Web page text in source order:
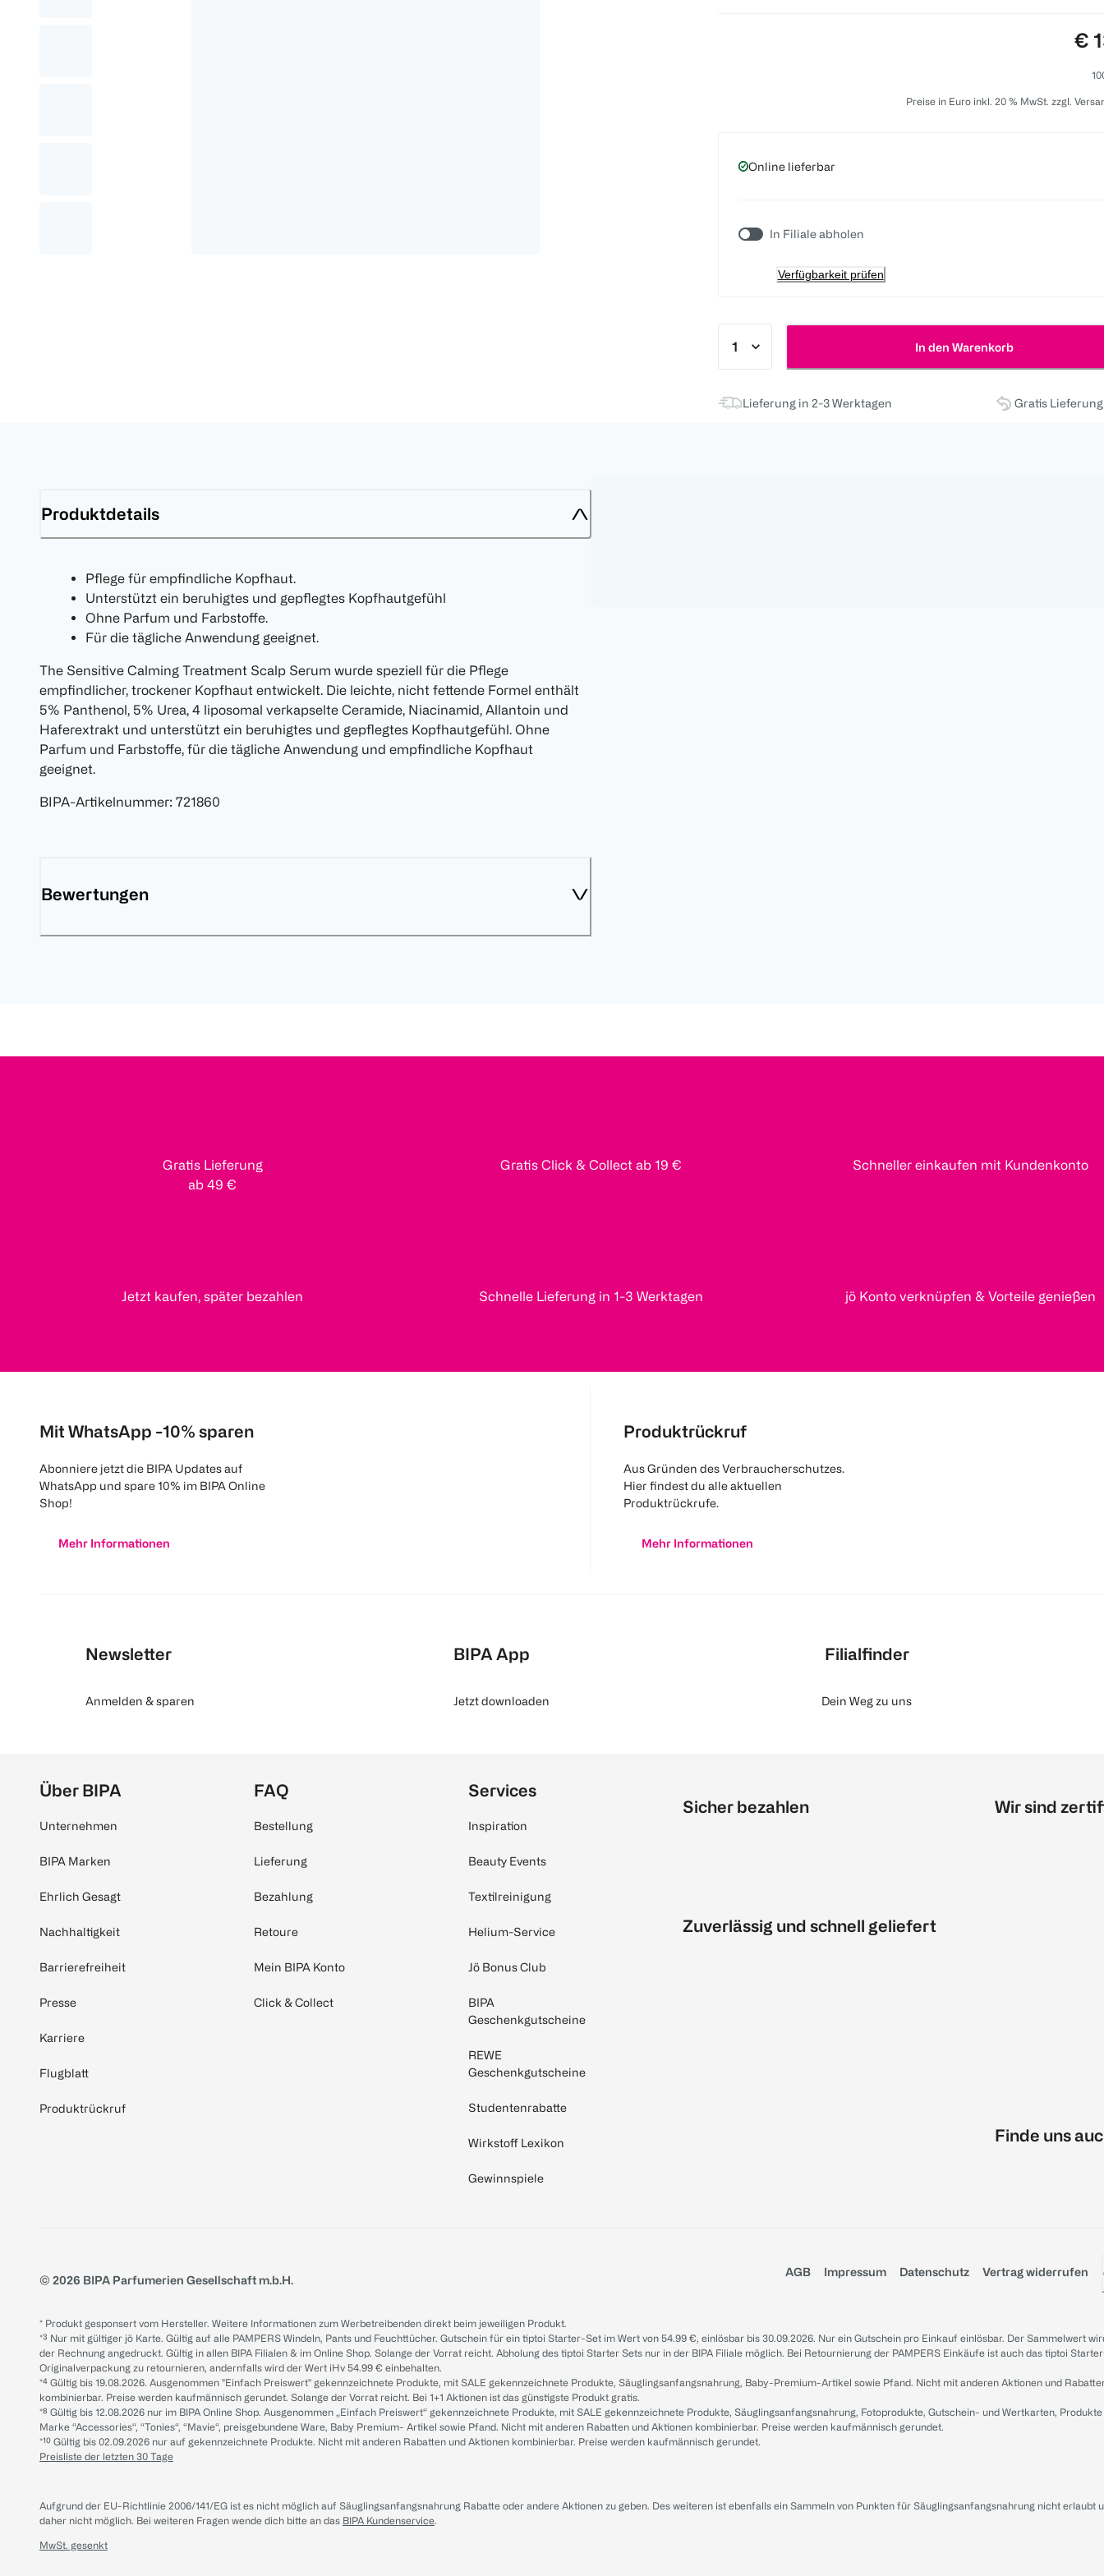
€
Preise in Euro inkl. 20 % MwSt. zzgl.
Online lieferbar
In Filiale abholen
Verfügbarkeit prüfen
In den Warenkorb
Lieferung in 2-3 Werktagen Gratis
Produktdetails
Pflege für empfindliche Kopfhaut.
Unterstützt ein beruhigtes und gepflegtes Kopfhautgefühl
Ohne Parfum und Farbstoffe.
Für die tägliche Anwendung geeignet.
The Sensitive Calming Treatment Scalp Serum wurde speziell für die Pflege
empfindlicher, trockener Kopfhaut entwickelt. Die leichte, nicht fettende Formel enthält
5% Panthenol, 5% Urea, 4 liposomal verkapselte Ceramide, Niacinamid, Allantoin und
Haferextrakt und unterstützt ein beruhigtes und gepflegtes Kopfhautgefühl. Ohne
Parfum und Farbstoffe, für die tägliche Anwendung und empfindliche Kopfhaut
geeignet.
BIPA-Artikelnummer: 721860
Bewertungen
Gratis Lieferung
ab 49 €
Gratis Click & Collect ab 19 € Schneller einkaufen mit Kundenkonto
Jetzt kaufen, später bezahlen Schnelle Lieferung in 1-3 Werktagen jö Konto verknüpfen & Vorteile genießen
Mit WhatsApp -10% sparen
Abonniere jetzt die BIPA Updates auf
WhatsApp und spare 10% im BIPA Online
Shop!
Mehr Informationen
Produktrückruf
Aus Gründen des Verbraucherschutzes.
Hier findest du alle aktuellen
Produktrückrufe.
Mehr Informationen
Newsletter
Anmelden & sparen
BIPA App
Jetzt downloaden
Filialfinder
Dein Weg zu uns
Über BIPA
Unternehmen
BIPA Marken
Ehrlich Gesagt
Nachhaltigkeit
Barrierefreiheit
Presse
Karriere
Flugblatt
Produktrückruf
FAQ
Bestellung
Lieferung
Bezahlung
Retoure
Mein BIPA Konto
Click & Collect
Services
Inspiration
Beauty Events
Textilreinigung
Helium-Service
Jö Bonus Club
BIPA
Geschenkgutscheine
REWE
Geschenkgutscheine
Studentenrabatte
Wirkstoff Lexikon
Gewinnspiele
Sicher bezahlen
Zuverlässig und schnell geliefert
Wir sind
Finde uns
© 2026 BIPA Parfumerien Gesellschaft m.b.H.
AGB Impressum Datenschutz Vertrag widerrufen
* Produkt gesponsert vom Hersteller. Weitere Informationen zum Werbetreibenden direkt beim jeweiligen Produkt.
*³ Nur mit gültiger jö Karte. Gültig auf alle PAMPERS Windeln, Pants und Feuchttücher. Gutschein für ein tiptoi Starter-Set im Wert von 54.99 €, einlösbar bis 30.09.2026. Nur ein Gutschein pro Einkauf einlösbar. Der Sammelwert
der Rechnung angedruckt. Gültig in allen BIPA Filialen & im Online Shop. Solange der Vorrat reicht. Abholung des tiptoi Starter Sets nur in der BIPA Filiale möglich. Bei Retournierung der PAMPERS Einkäufe ist auch das tiptoi
Originalverpackung zu retournieren, andernfalls wird der Wert iHv 54.99 € einbehalten.
*⁴ Gültig bis 19.08.2026. Ausgenommen "Einfach Preiswert" gekennzeichnete Produkte, mit SALE gekennzeichnete Produkte, Säuglingsanfangsnahrung, Baby-Premium-Artikel sowie Pfand. Nicht mit anderen Aktionen und
kombinierbar. Preise werden kaufmännisch gerundet. Solange der Vorrat reicht. Bei 1+1 Aktionen ist das günstigste Produkt gratis.
*⁸ Gültig bis 12.08.2026 nur im BIPA Online Shop. Ausgenommen „Einfach Preiswert“ gekennzeichnete Produkte, mit SALE gekennzeichnete Produkte, Säuglingsanfangsnahrung, Fotoprodukte, Gutschein- und Wertkarten,
Marke “Accessories“, “Tonies“, “Mavie“, preisgebundene Ware, Baby Premium- Artikel sowie Pfand. Nicht mit anderen Rabatten und Aktionen kombinierbar. Preise werden kaufmännisch gerundet.
*¹⁰ Gültig bis 02.09.2026 nur auf gekennzeichnete Produkte. Nicht mit anderen Rabatten und Aktionen kombinierbar. Preise werden kaufmännisch gerundet.
Preisliste der letzten 30 Tage
Aufgrund der EU-Richtlinie 2006/141/EG ist es nicht möglich auf Säuglingsanfangsnahrung Rabatte oder andere Aktionen zu geben. Des weiteren ist ebenfalls ein Sammeln von Punkten für Säuglingsanfangsnahrung nicht erlaubt
daher nicht möglich. Bei weiteren Fragen wende dich bitte an das BIPA Kundenservice.
MwSt. gesenkt